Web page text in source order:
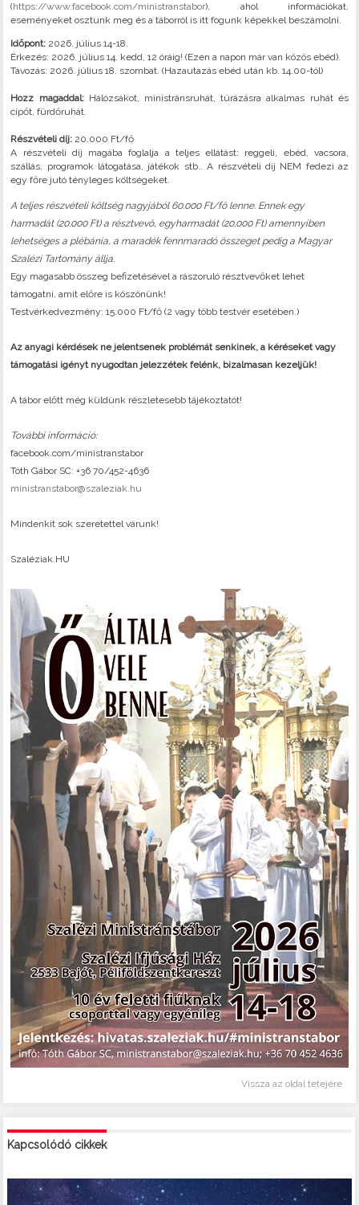
(https://www.facebook.com/ministranstabor), ahol információkat,
eseményeket osztunk meg és a táborról is itt fogunk képekkel beszámolni.
Időpont: 2026. július 14-18.
Érkezés: 2026. július 14. kedd, 12 óráig! (Ezen a napon már van közös ebéd).
Távozás: 2026. július 18. szombat. (Hazautazás ebéd után kb. 14.00-tól)
Hozz magaddal:Hálózsákot, ministránsruhát, túrázásra alkalmas ruhát és
cipőt, fürdőruhát.
Részvételi díj: 20.000 Ft/fő
A részvételi díj magába foglalja a teljes ellátást: reggeli, ebéd, vacsora,
szállás, programok látogatása, játékok stb.. A részvételi díj NEM fedezi az
egy főre jutó tényleges költségeket.
A teljes részvételi költség nagyjából 60.000 Ft/fő lenne. Ennek egy
harmadát (20.000 Ft) a résztvevő, egyharmadát (20.000 Ft) amennyiben
lehetséges a plébánia, a maradék fennmaradó összeget pedig a Magyar
Szalézi Tartomány állja.
Egy magasabb összeg befizetésével a rászoruló résztvevőket lehet
támogatni, amit előre is köszönünk!
Testvérkedvezmény: 15.000 Ft/fő (2 vagy több testvér esetében.)
Az anyagi kérdések ne jelentsenek problémát senkinek, a kéréseket vagy
támogatási igényt nyugodtan jelezzétek felénk, bizalmasan kezeljük!
A tábor előtt még küldünk részletesebb tájékoztatót!
További információ:
facebook.com/ministranstabor
Tóth Gábor SC: +36 70/452-4636
ministranstabor@szaleziak.hu
Mindenkit sok szeretettel várunk!
Szaléziak.HU
Vissza az oldal tetejére
Kapcsolódó cikkek